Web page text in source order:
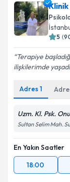
Klinik
talebi
için bir
E-posta
Kişisel
Metni
Klinik
5 (
Terapiye
ilişkilerimde
Adres 1
Uzm. Kl. Psk.
Sultan Selim Mah.
En Yakın Saatler
18:00